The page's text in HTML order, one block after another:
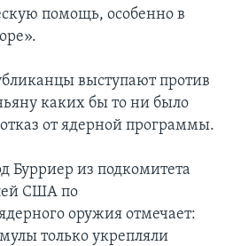
помощь, особенно в
выступают против
каких бы то ни было
от ядерной программы.
Бурриер из подкомитета
США по
оружия отмечает:
только укрепляли